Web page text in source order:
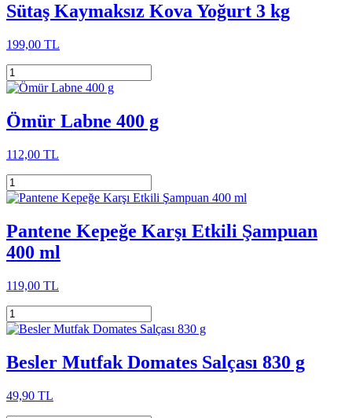
Sütaş Kaymaksız Kova Yoğurt 3 kg
199,00 TL
Ömür Labne 400 g
112,00 TL
Pantene Kepeğe Karşı Etkili Şampuan
400 ml
119,00 TL
Besler Mutfak Domates Salçası 830 g
49,90 TL